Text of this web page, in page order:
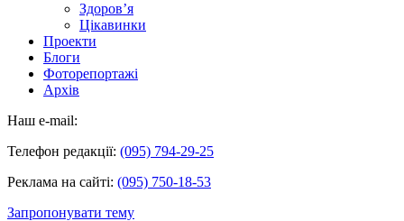
Здоров’я
Цікавинки
Проекти
Блоги
Фоторепортажі
Архів
Наш e-mail:
Телефон редакції: (095) 794-29-25
Реклама на сайті: (095) 750-18-53
Запропонувати тему